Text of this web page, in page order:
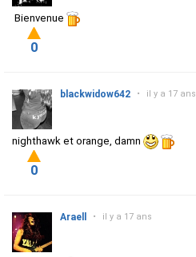
Bienvenue
0
blackwidow642 • il y a 17 ans
nighthawk et orange, damn
0
Araell • il y a 17 ans